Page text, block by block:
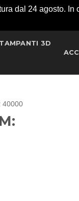
dal 24 agosto.
3D
40000